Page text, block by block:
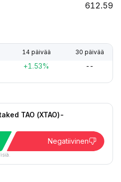
612.59
14 päivää 30 päivää
+1.53% --
TAO (XTAO)-
Negatiivinen